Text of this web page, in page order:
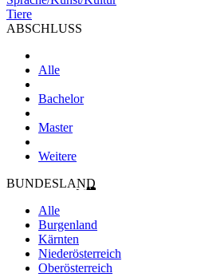
Tiere
ABSCHLUSS
Alle
Bachelor
Master
Weitere
BUNDESLAND
Alle
Burgenland
Kärnten
Niederösterreich
Oberösterreich